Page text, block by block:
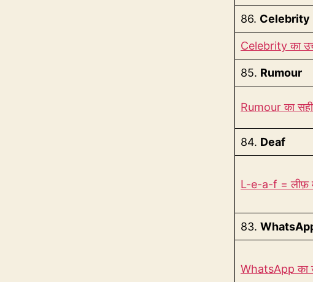
86. Celebrity
Celebrity का
85. Rumour
Rumour का
84. Deaf
L-e-a-f = लीफ़
83.
WhatsApp का